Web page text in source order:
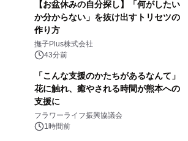
【お盆休みの自分探し】「何がしたい
か分からない」を抜け出すトリセツの
作り方
撫子Plus株式会社
43分前
「こんな支援のかたちがあるなんて」
花に触れ、癒やされる時間が熊本への
支援に
フラワーライフ振興協議会
1時間前